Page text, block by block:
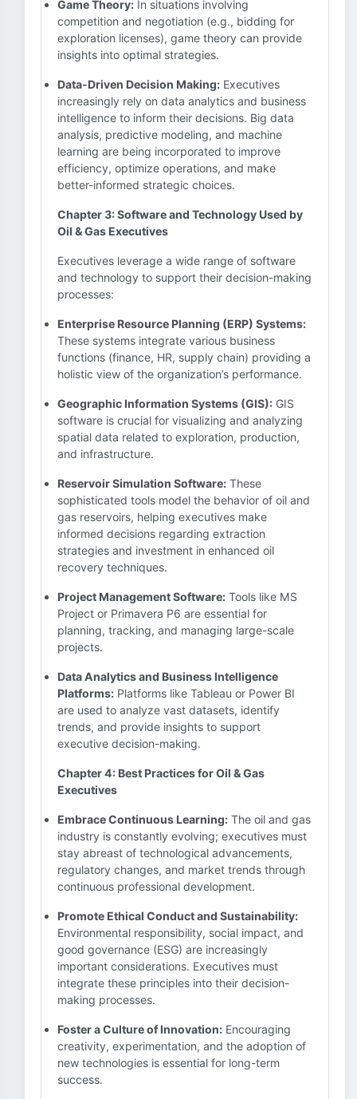
Game Theory: In situations involving
competition and negotiation (e.g., bidding for
exploration licenses), game theory can provide
insights into optimal strategies.
Data-Driven Decision Making: Executives
increasingly rely on data analytics and business
intelligence to inform their decisions. Big data
analysis, predictive modeling, and machine
learning are being incorporated to improve
efficiency, optimize operations, and make
better-informed strategic choices.
Chapter 3: Software and Technology Used by
Oil & Gas Executives
Executives leverage a wide range of software
and technology to support their decision-making
processes:
Enterprise Resource Planning (ERP) Systems:
These systems integrate various business
functions (finance, HR, supply chain) providing a
holistic view of the organization’s performance.
Geographic Information Systems (GIS): GIS
software is crucial for visualizing and analyzing
spatial data related to exploration, production,
and infrastructure.
Reservoir Simulation Software: These
sophisticated tools model the behavior of oil and
gas reservoirs, helping executives make
informed decisions regarding extraction
strategies and investment in enhanced oil
recovery techniques.
Project Management Software: Tools like MS
Project or Primavera P6 are essential for
planning, tracking, and managing large-scale
projects.
Data Analytics and Business Intelligence
Platforms: Platforms like Tableau or Power BI
are used to analyze vast datasets, identify
trends, and provide insights to support
executive decision-making.
Chapter 4: Best Practices for Oil & Gas
Executives
Embrace Continuous Learning: The oil and gas
industry is constantly evolving; executives must
stay abreast of technological advancements,
regulatory changes, and market trends through
continuous professional development.
Promote Ethical Conduct and Sustainability:
Environmental responsibility, social impact, and
good governance (ESG) are increasingly
important considerations. Executives must
integrate these principles into their decision-
making processes.
Foster a Culture of Innovation: Encouraging
creativity, experimentation, and the adoption of
new technologies is essential for long-term
success.